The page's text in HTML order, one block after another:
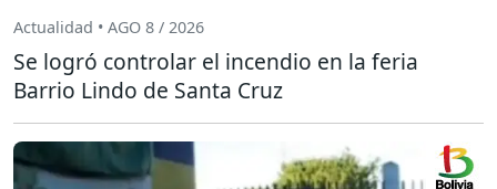
Actualidad • AGO 8 / 2026
Se logró controlar el incendio en la feria
Barrio Lindo de Santa Cruz